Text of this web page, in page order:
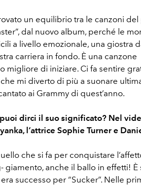
un equilibrio tra le canzoni del
dal nuovo album, perché le
a livello emozionale, una giostra
carriera in fondo. È una canzone
migliore di iniziare. Ci fa sentire
mi diverto di più a suonare
ai Grammy di quest’anno.
dirci il suo significato? Nel
l’attrice Sophie Turner e
che si fa per conquistare
giamento, anche il ballo in effetti! È
successo per “Sucker”. Nelle